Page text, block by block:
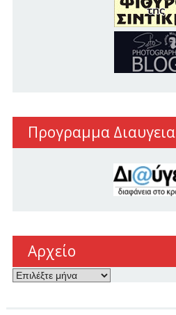
Προγραμμα Διαυγεια
Αρχείο
Αρχείο